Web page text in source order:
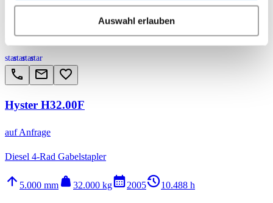
Auswahl erlauben
Qualität
starstarstarstar
call email favorite_border
Hyster H32.00F
auf Anfrage
Diesel 4-Rad Gabelstapler
arrow_upward 5.000 mm weight 32.000 kgcalendar_month2005history_210.488 h